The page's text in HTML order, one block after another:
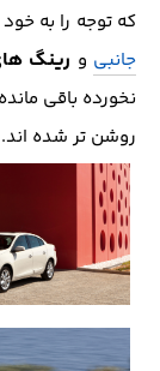
که توجه را به
جانبی و رینگ های
نخورده باقی
روشن تر شده اند.